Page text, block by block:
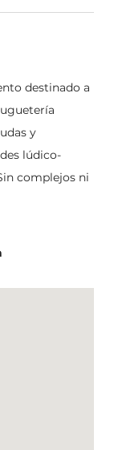
destinado a
y
lúdico-
complejos ni